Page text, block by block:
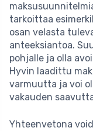
tarkoittaa
osan velasta
anteeksiantoa.
pohjalle ja olla
Hyvin laadittu
varmuutta ja voi
vakauden
Yhteenvetona